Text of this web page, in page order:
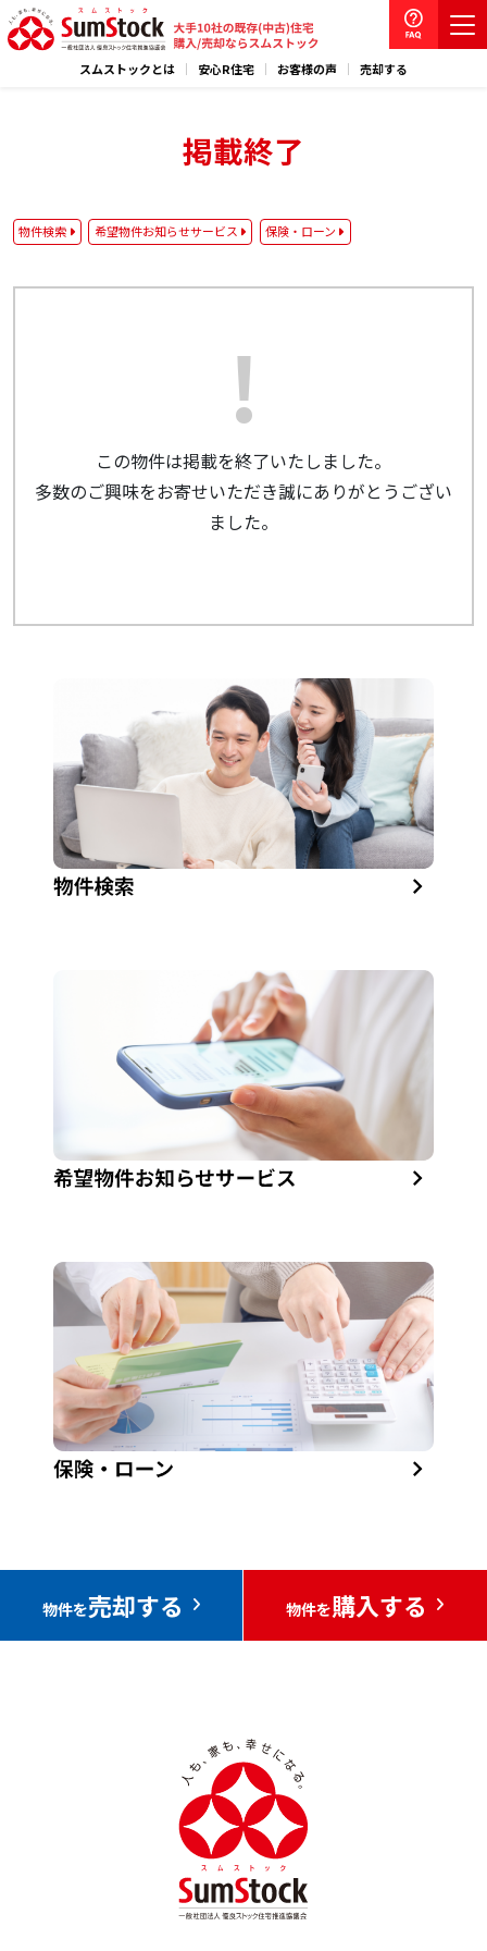
スムストックとは 安心R住宅 お客様の声 売却する
掲載終了
物件検索 希望物件お知らせサービス 保険・ローン
この物件は掲載を終了いたしました。
多数のご興味をお寄せいただき誠にありがとうござい
ました。
物件を売却する 物件を購入する